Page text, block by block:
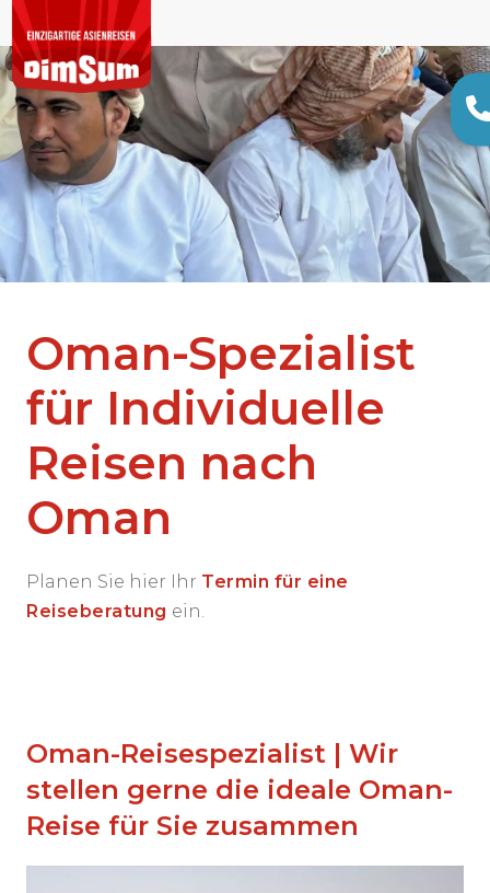
Oman-Spezialist
für Individuelle
Reisen nach
Oman
Planen Sie hier Ihr Termin für eine
Reiseberatung ein.
Oman-Reisespezialist | Wir
stellen gerne die ideale Oman-
Reise für Sie zusammen